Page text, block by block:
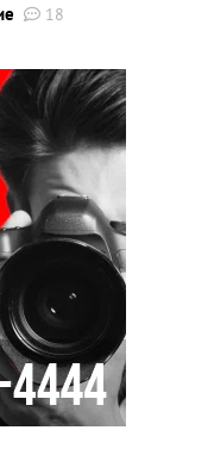
18